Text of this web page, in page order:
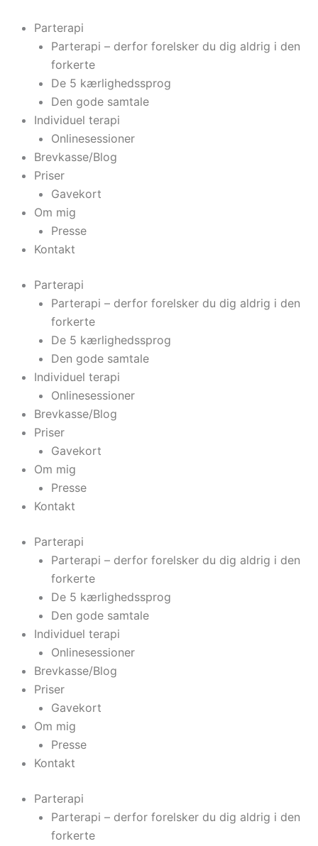
indholdet
Parterapi
Parterapi – derfor forelsker du dig aldrig i den
forkerte
De 5 kærlighedssprog
Den gode samtale
Individuel terapi
Onlinesessioner
Brevkasse/Blog
Priser
Gavekort
Om mig
Presse
Kontakt
Parterapi
Parterapi – derfor forelsker du dig aldrig i den
forkerte
De 5 kærlighedssprog
Den gode samtale
Individuel terapi
Onlinesessioner
Brevkasse/Blog
Priser
Gavekort
Om mig
Presse
Kontakt
Parterapi
Parterapi – derfor forelsker du dig aldrig i den
forkerte
De 5 kærlighedssprog
Den gode samtale
Individuel terapi
Onlinesessioner
Brevkasse/Blog
Priser
Gavekort
Om mig
Presse
Kontakt
Parterapi
Parterapi – derfor forelsker du dig aldrig i den
forkerte